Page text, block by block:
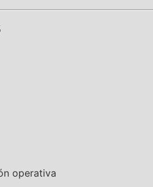
operativa